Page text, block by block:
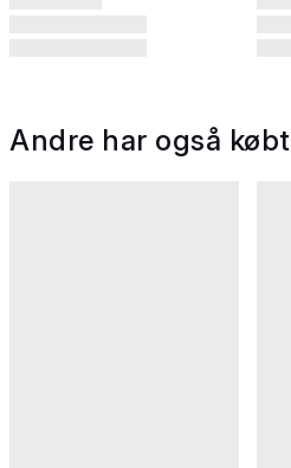
Andre har også købt